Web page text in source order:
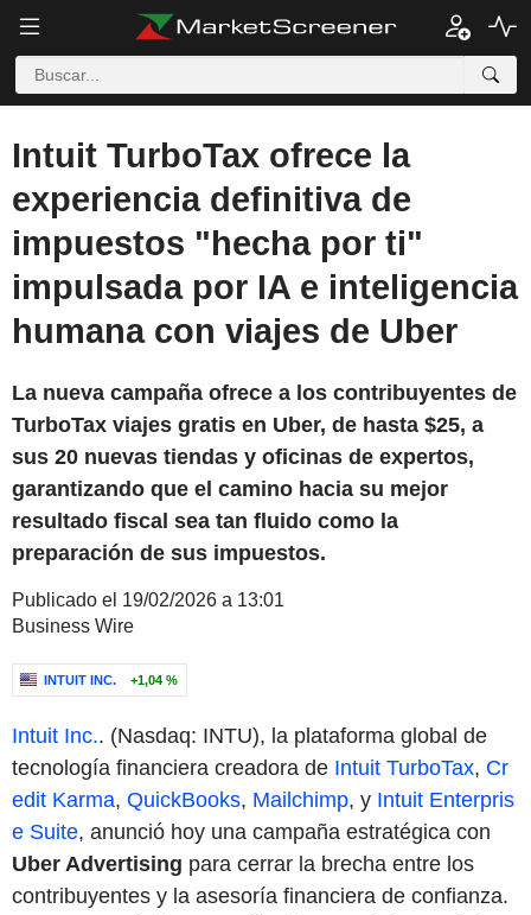
Intuit TurboTax ofrece la
experiencia definitiva de
impuestos "hecha por ti"
impulsada por IA e inteligencia
humana con viajes de Uber
La nueva campaña ofrece a los contribuyentes de
TurboTax viajes gratis en Uber, de hasta $25, a
sus 20 nuevas tiendas y oficinas de expertos,
garantizando que el camino hacia su mejor
resultado fiscal sea tan fluido como la
preparación de sus impuestos.
Publicado el 19/02/2026 a 13:01
Business Wire
INTUIT INC. +1,04 %
Intuit Inc.. (Nasdaq: INTU), la plataforma global de
tecnología financiera creadora de Intuit TurboTax, Cr
edit Karma, QuickBooks, Mailchimp, y Intuit Enterpris
e Suite, anunció hoy una campaña estratégica con
Uber Advertising para cerrar la brecha entre los
contribuyentes y la asesoría financiera de confianza.